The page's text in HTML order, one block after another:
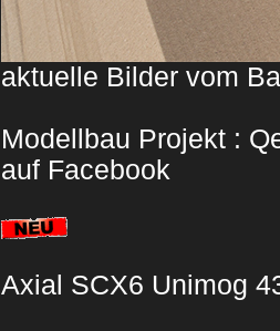
aktuelle Bilder vom
Modellbau Projekt :
auf Facebook
Axial SCX6 Unimog